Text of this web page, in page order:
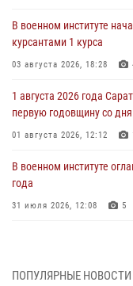
В военном институте
курсантами 1 курса
03 августа 2026, 18:28
1 августа 2026 года
первую годовщину со
01 августа 2026, 12:12
В военном институте
года
31 июля 2026, 12:08 5
29 июля 2026, 06:45 2
ПОПУЛЯРНЫЕ НОВОСТИ